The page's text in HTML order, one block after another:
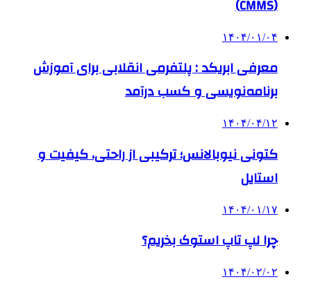
(CMMS)
۱۴۰۴/۰۱/۰۴
معرفی ابریکد : پلتفرمی انقلابی برای آموزش
برنامه‌نویسی و کسب درآمد
۱۴۰۴/۰۴/۱۲
کتونی نیوبالانس؛ ترکیبی از راحتی، کیفیت و
استایل
۱۴۰۴/۰۱/۱۷
چرا لپ تاپ استوک بخریم؟
۱۴۰۴/۰۲/۰۲